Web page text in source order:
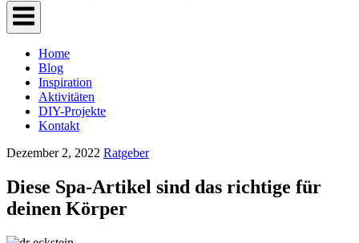
Home
Blog
Inspiration
Aktivitäten
DIY-Projekte
Kontakt
Dezember 2, 2022 Ratgeber
Diese Spa-Artikel sind das richtige für
deinen Körper